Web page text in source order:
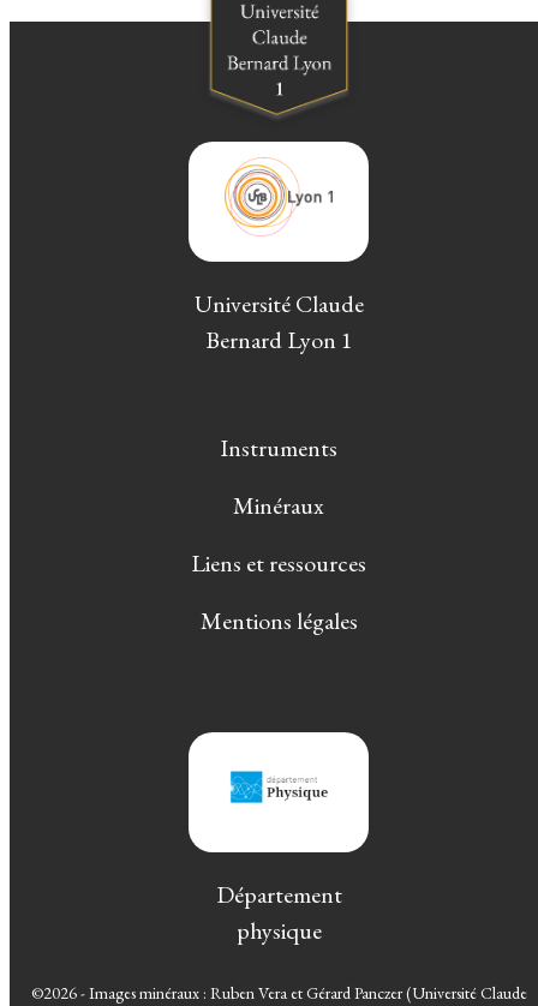
Université Claude
Bernard Lyon 1
Instruments
Minéraux
Liens et ressources
Mentions légales
Département
physique
©2026 - Images minéraux : Ruben Vera et Gérard Panczer (Université Claude